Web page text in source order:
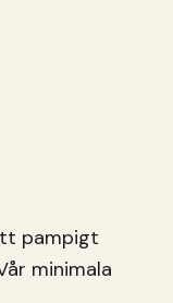
pampigt
minimala